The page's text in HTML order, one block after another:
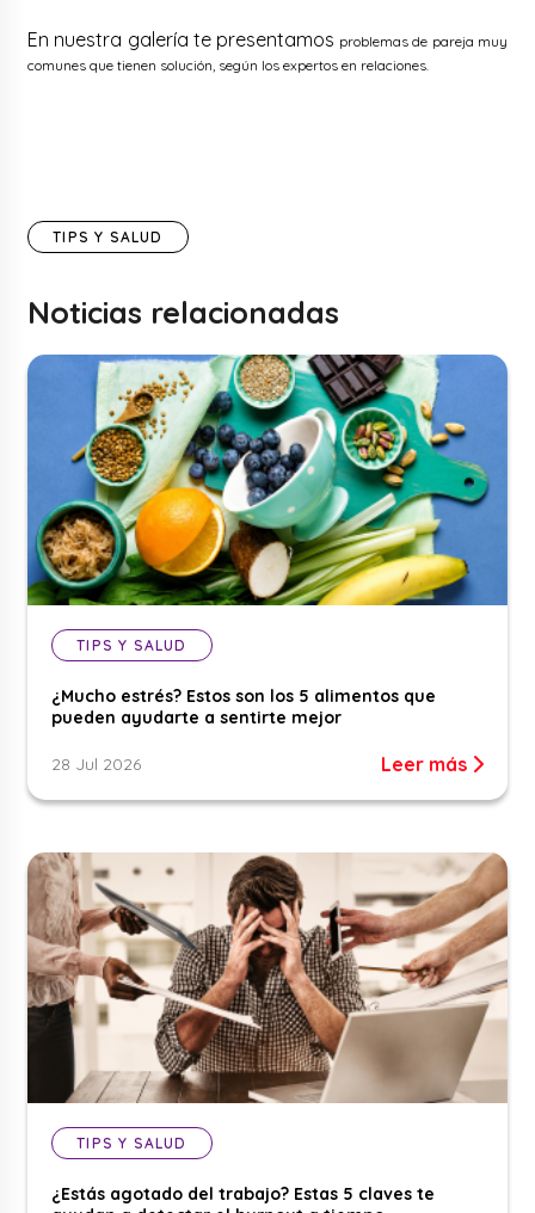
En nuestra galería te presentamos problemas de pareja muy
comunes que tienen solución, según los expertos en relaciones.
TIPS Y SALUD
Noticias relacionadas
TIPS Y SALUD
¿Mucho estrés? Estos son los 5 alimentos que
pueden ayudarte a sentirte mejor
28 Jul 2026 Leer más
TIPS Y SALUD
¿Estás agotado del trabajo? Estas 5 claves te